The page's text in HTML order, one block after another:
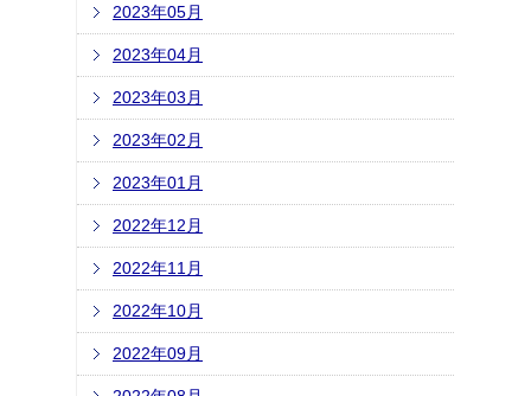
2023年05月
2023年04月
2023年03月
2023年02月
2023年01月
2022年12月
2022年11月
2022年10月
2022年09月